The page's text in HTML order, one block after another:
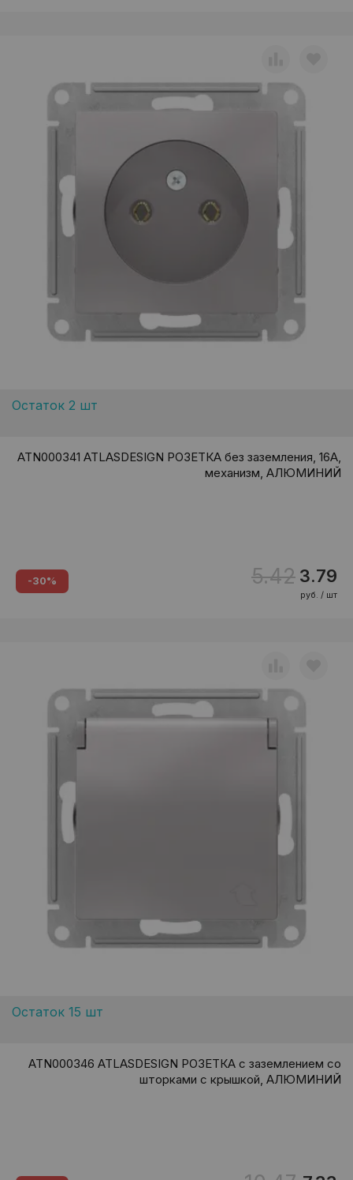
Остаток 2 шт
ATN000341 ATLASDESIGN РОЗЕТКА без заземления, 16А,
механизм, АЛЮМИНИЙ
-30% 5.42 3.79
руб. / шт
Остаток 15 шт
ATN000346 ATLASDESIGN РОЗЕТКА с заземлением со
шторками с крышкой, АЛЮМИНИЙ